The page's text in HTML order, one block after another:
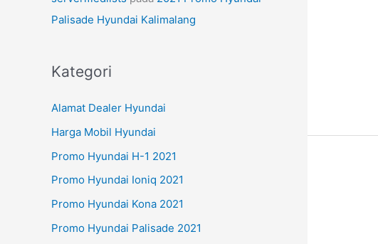
Palisade Hyundai Kalimalang
Kategori
Alamat Dealer Hyundai
Harga Mobil Hyundai
Promo Hyundai H-1 2021
Promo Hyundai Ioniq 2021
Promo Hyundai Kona 2021
Promo Hyundai Palisade 2021